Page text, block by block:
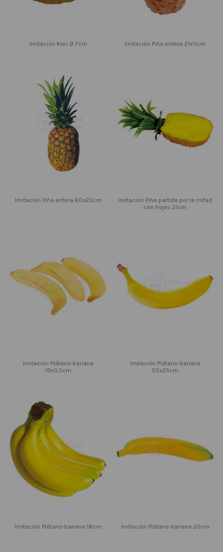
Imitación Kiwi Ø 7cm Imitación Piña entera 21x11cm
Imitación Piña entera 60x25cm
Imitación Piña partida por la mitad
con hojas 21cm
Imitación Plátano-banana
19x3,5cm
Imitación Plátano-banana
50x25cm
Imitación Plátano-banana 18cm Imitación Plátano-banana 20cm